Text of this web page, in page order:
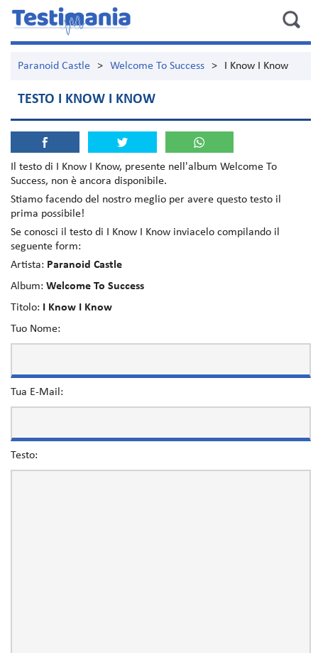
Paranoid Castle > Welcome To Success > I Know I Know
TESTO I KNOW I KNOW
Il testo di I Know I Know, presente nell'album Welcome To
Success, non è ancora disponibile.
Stiamo facendo del nostro meglio per avere questo testo il
prima possibile!
Se conosci il testo di I Know I Know inviacelo compilando il
seguente form:
Artista: Paranoid Castle
Album: Welcome To Success
Titolo:
I Know I Know
Tuo Nome:
Tua E-Mail:
Testo: